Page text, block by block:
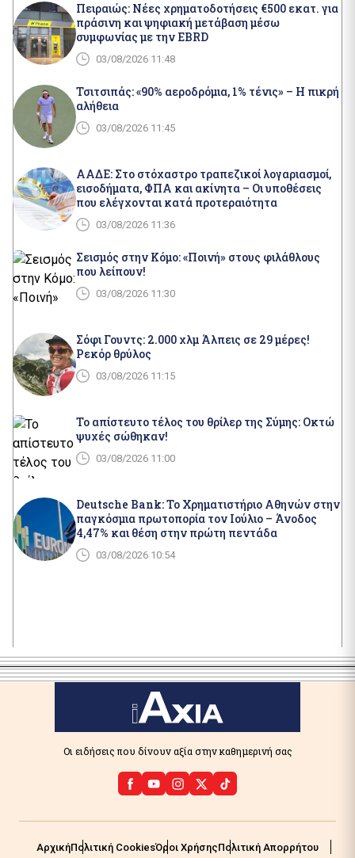
Πειραιώς: Νέες χρηματοδοτήσεις €500 εκατ. για
πράσινη και ψηφιακή μετάβαση μέσω
συμφωνίας με την EBRD
03/08/2026 11:48
Τσιτσιπάς: «90% αεροδρόμια, 1% τένις» – Η πικρή
αλήθεια
03/08/2026 11:45
ΑΑΔΕ: Στο στόχαστρο τραπεζικοί λογαριασμοί,
εισοδήματα, ΦΠΑ και ακίνητα – Οι υποθέσεις
που ελέγχονται κατά προτεραιότητα
03/08/2026 11:36
Σεισμός στην Κόμο: «Ποινή» στους φιλάθλους
που λείπουν!
03/08/2026 11:30
Σόφι Γουντς: 2.000 χλμ Άλπεις σε 29 μέρες!
Ρεκόρ θρύλος
03/08/2026 11:15
Το απίστευτο τέλος του θρίλερ της Σύμης: Οκτώ
ψυχές σώθηκαν!
03/08/2026 11:00
Deutsche Bank: Το Χρηματιστήριο Αθηνών στην
παγκόσμια πρωτοπορία τον Ιούλιο – Άνοδος
4,47% και θέση στην πρώτη πεντάδα
03/08/2026 10:54
Οι ειδήσεις που δίνουν αξία στην καθημερινή σας
ΑρχικήΠολιτική CookiesΌροι ΧρήσηςΠολιτική Απορρήτου